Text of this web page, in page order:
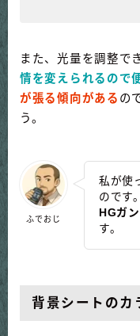
また、光量を調整で
情を変えられるので
が張る傾向がある の
う。
ふでおじ
私が使
のです。
HGガ
す。
背景シートのカ